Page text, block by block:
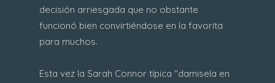
decisión arriesgada que no obstante
funcionó bien convirtiéndose en la favorita
para muchos.
Esta vez la Sarah Connor típica "damisela en